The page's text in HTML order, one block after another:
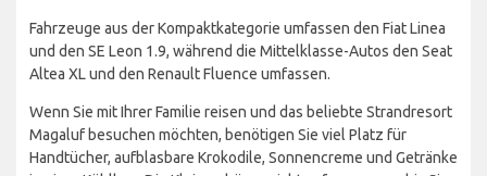
Fahrzeuge aus der Kompaktkategorie umfassen den Fiat Linea
und den SE Leon 1.9, während die Mittelklasse-Autos den Seat
Altea XL und den Renault Fluence umfassen.
Wenn Sie mit Ihrer Familie reisen und das beliebte Strandresort
Magaluf besuchen möchten, benötigen Sie viel Platz für
Handtücher, aufblasbare Krokodile, Sonnencreme und Getränke